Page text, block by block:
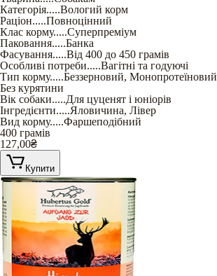
Категорія.....Вологий корм
Раціон.....Повноцінний
Клас корму.....Суперпреміум
Паковання.....Банка
Фасування.....Від 400 до 450 грамів
Особливі потреби.....Вагітні та годуючі
Тип корму.....Беззерновий, Монопротеїновий
Без курятини
Вік собаки.....Для цуценят і юніорів
Інгредієнти.....Яловичина, Лівер
Вид корму.....Фаршеподібний
400 грамів
127,00₴
Купити